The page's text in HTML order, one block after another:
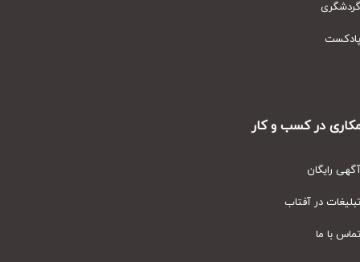
در کسب و کار
رایگان
در آفتاب
با ما